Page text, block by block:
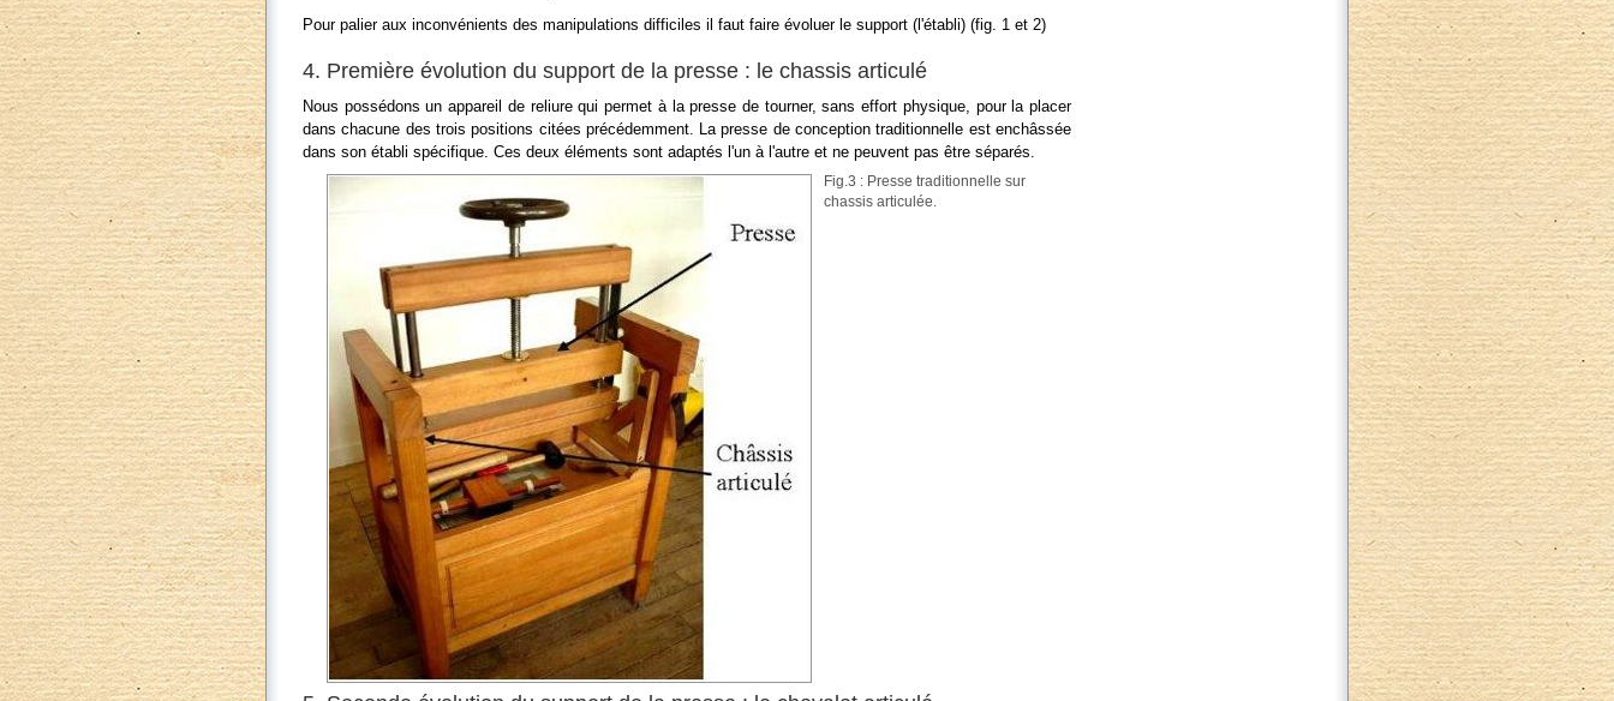
Pour palier aux inconvénients des manipulations difficiles il faut faire évoluer le support (l'établi) (fig. 1 et 2)
4. Première évolution du support de la presse : le chassis articulé
Nous possédons un appareil de reliure qui permet à la presse de tourner, sans effort physique, pour la placer
dans chacune des trois positions citées précédemment. La presse de conception traditionnelle est enchâssée
dans son établi spécifique. Ces deux éléments sont adaptés l'un à l'autre et ne peuvent pas être séparés.
Fig.3 : Presse traditionnelle sur
chassis articulée.